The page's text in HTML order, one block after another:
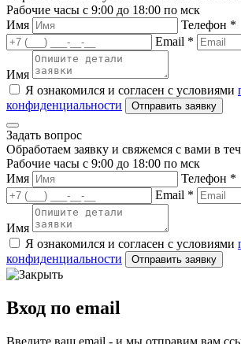
Рабочие часы с 9:00 до 18:00 по мск
Имя
Телефон *
Email *
Имя
Я ознакомился и согласен с условиями
конфиденциальности
Задать вопрос
Обработаем заявку и свяжемся с вами в
Рабочие часы с 9:00 до 18:00 по мск
Имя
Телефон *
Email *
Имя
Я ознакомился и согласен с условиями
конфиденциальности
Вход по email
Введите ваш email - и мы отправим вам